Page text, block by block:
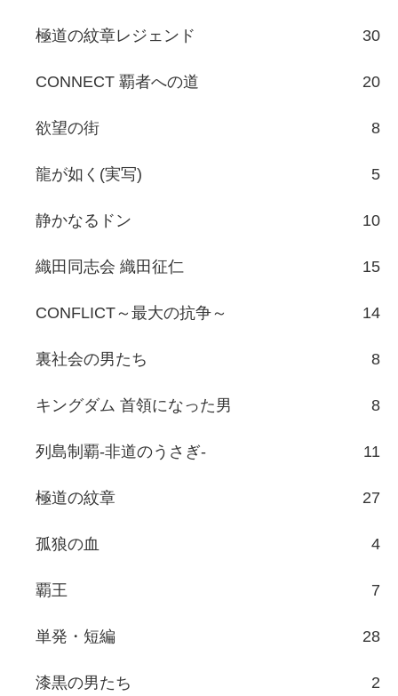
極道の紋章レジェンド 30
CONNECT 覇者への道 20
欲望の街 8
龍が如く(実写) 5
静かなるドン 10
織田同志会 織田征仁 15
CONFLICT～最大の抗争～ 14
裏社会の男たち 8
キングダム 首領になった男 8
列島制覇-非道のうさぎ- 11
極道の紋章 27
孤狼の血 4
覇王 7
単発・短編 28
漆黒の男たち 2